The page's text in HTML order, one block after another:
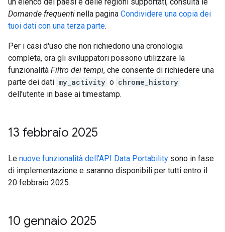
Domande frequenti nella pagina Condividere una copia dei
tuoi dati con una terza parte.
Per i casi d'uso che non richiedono una cronologia
completa, ora gli sviluppatori possono utilizzare la
funzionalità Filtro dei tempi, che consente di richiedere una
parte dei dati my_activity o chrome_history
dell'utente in base ai timestamp.
13 febbraio 2025
Le nuove funzionalità dell'API Data Portability sono in fase
di implementazione e saranno disponibili per tutti entro il
20 febbraio 2025.
10 gennaio 2025